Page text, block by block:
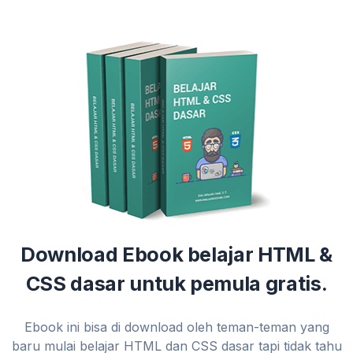
Download Ebook belajar HTML &
CSS dasar untuk pemula gratis.
Ebook ini bisa di download oleh teman-teman yang
baru mulai belajar HTML dan CSS dasar tapi tidak tahu